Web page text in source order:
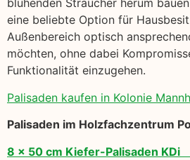
blühenden Sträucher herum
eine beliebte Option für
Außenbereich optisch
möchten, ohne dabei
Funktionalität einzugehen.
Palisaden kaufen in Kolonie
Palisaden im Holzfachzentrum
8 x 50 cm Kiefer-Palisaden KDi